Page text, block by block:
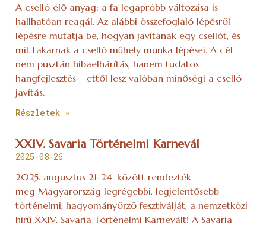
A cselló élő anyag: a fa legapróbb változása is
hallhatóan reagál. Az alábbi összefoglaló lépésről
lépésre mutatja be, hogyan javítanak egy csellót, és
mit takarnak a cselló műhely munka lépései. A cél
nem pusztán hibaelhárítás, hanem tudatos
hangfejlesztés – ettől lesz valóban minőségi a cselló
javítás.
Részletek »
XXIV. Savaria Történelmi Karnevál
2025-08-26
2025. augusztus 21-24. között rendezték
meg Magyarország legrégebbi, legjelentősebb
történelmi, hagyományőrző fesztiválját, a nemzetközi
hírű XXIV. Savaria Történelmi Karnevált! A Savaria